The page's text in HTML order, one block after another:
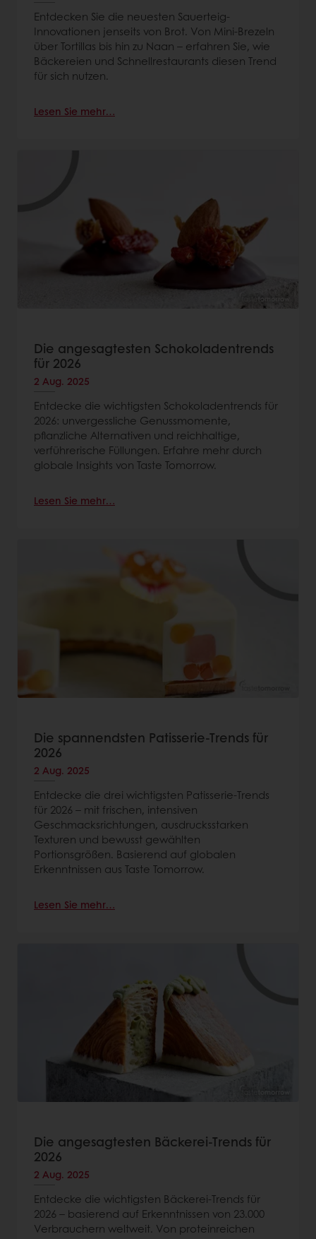
Entdecken Sie die neuesten Sauerteig-
Innovationen jenseits von Brot. Von Mini-Brezeln
über Tortillas bis hin zu Naan – erfahren Sie, wie
Bäckereien und Schnellrestaurants diesen Trend
für sich nutzen.
Lesen Sie mehr…
Die angesagtesten Schokoladentrends
für 2026
2 Aug. 2025
Entdecke die wichtigsten Schokoladentrends für
2026: unvergessliche Genussmomente,
pflanzliche Alternativen und reichhaltige,
verführerische Füllungen. Erfahre mehr durch
globale Insights von Taste Tomorrow.
Lesen Sie mehr…
Die spannendsten Patisserie-Trends für
2026
2 Aug. 2025
Entdecke die drei wichtigsten Patisserie-Trends
für 2026 – mit frischen, intensiven
Geschmacksrichtungen, ausdrucksstarken
Texturen und bewusst gewählten
Portionsgrößen. Basierend auf globalen
Erkenntnissen aus Taste Tomorrow.
Lesen Sie mehr…
Die angesagtesten Bäckerei-Trends für
2026
2 Aug. 2025
Entdecke die wichtigsten Bäckerei-Trends für
2026 – basierend auf Erkenntnissen von 23.000
Verbrauchern weltweit. Von proteinreichen